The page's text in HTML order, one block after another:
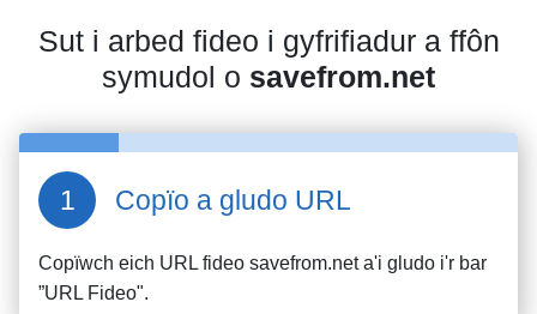
Sut i arbed fideo i gyfrifiadur a ffôn
symudol o savefrom.net
Copïo a gludo URL
Copïwch eich URL fideo savefrom.neta'i gludo i'r bar
”URL Fideo".